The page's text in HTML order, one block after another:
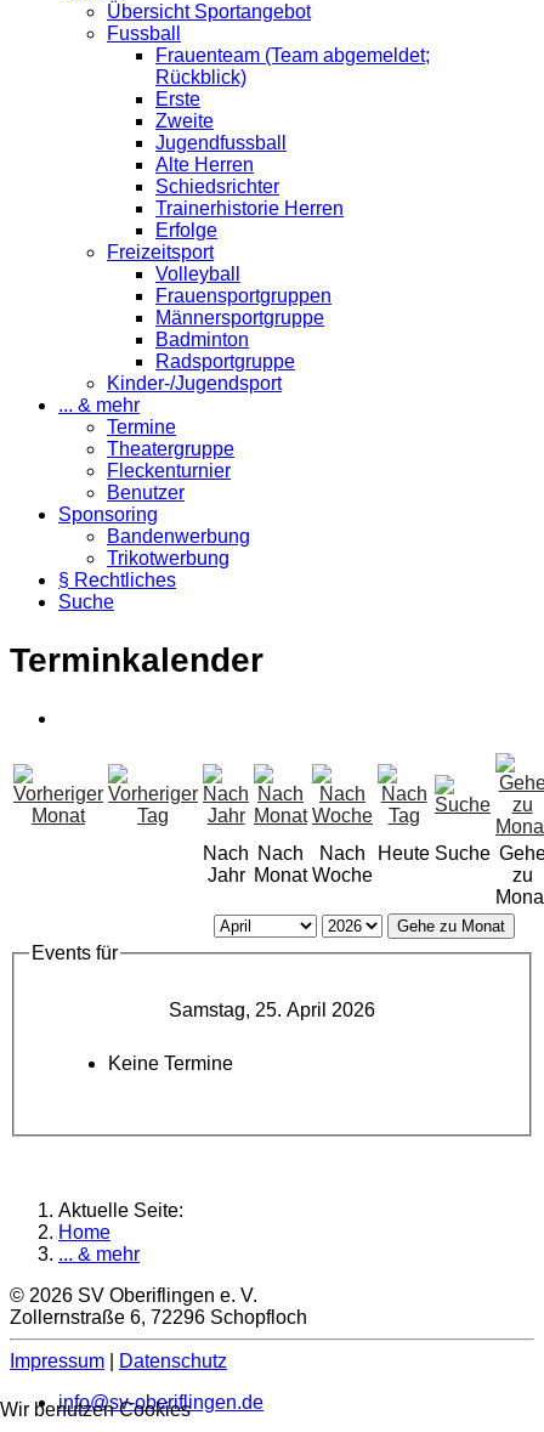
Übersicht Sportangebot
Fussball
Frauenteam (Team abgemeldet;
Rückblick)
Erste
Zweite
Jugendfussball
Alte Herren
Schiedsrichter
Trainerhistorie Herren
Erfolge
Freizeitsport
Volleyball
Frauensportgruppen
Männersportgruppe
Badminton
Radsportgruppe
Kinder-/Jugendsport
... & mehr
Termine
Theatergruppe
Fleckenturnier
Benutzer
Sponsoring
Bandenwerbung
Trikotwerbung
§ Rechtliches
Suche
Terminkalender
Nach
Jahr
Nach
Monat
Nach
Woche
Heute Suche
zu
Gehe zu Monat
Events für
Samstag, 25. April 2026
Keine Termine
Aktuelle Seite:
Home
... & mehr
© 2026 SV Oberiflingen e. V.
Zollernstraße 6, 72296 Schopfloch
Impressum
Datenschutz
info@sv-oberiflingen.de
Wir benutzen Cookies